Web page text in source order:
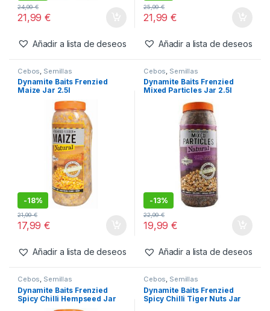
21,99€
24,99€
Añadir a lista de deseos
21,99€
25,99€
Añadir a lista de deseos
Cebos Semillas
Dynamite Baits Frenzied
Maize Jar 2.5l
-18%
17,99€
21,99€
Añadir a lista de deseos
Cebos Semillas
Dynamite Baits Frenzied
Mixed Particles Jar 2.5l
-13%
19,99€
22,99€
Añadir a lista de deseos
Cebos, Semillas
Dynamite Baits Frenzied
Spicy Chilli Hempseed Jar
Cebos, Semillas
Dynamite Baits Frenzied
Spicy Chilli Tiger Nuts Jar